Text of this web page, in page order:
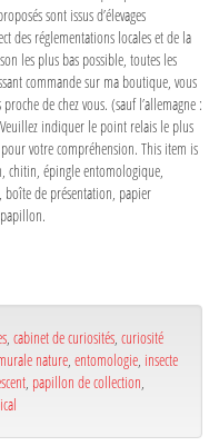
sont issus d’élevages
des réglementations locales et de la
les plus bas possible, toutes les
commande sur ma boutique, vous
de chez vous. (sauf l’allemagne :
indiquer le point relais le plus
votre compréhension. This item is
chitin, épingle entomologique,
de présentation, papier
, cabinet de curiosités, curiosité
nature, entomologie, insecte
, papillon de collection,